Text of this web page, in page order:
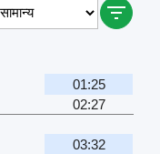
01:25
02:27
03:32